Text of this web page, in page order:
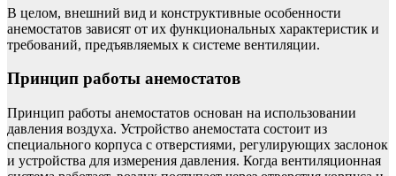
В целом, внешний вид и конструктивные особенности
анемостатов зависят от их функциональных характеристик и
требований, предъявляемых к системе вентиляции.
Принцип работы анемостатов
Принцип работы анемостатов основан на использовании
давления воздуха. Устройство анемостата состоит из
специального корпуса с отверстиями, регулирующих заслонок
и устройства для измерения давления. Когда вентиляционная